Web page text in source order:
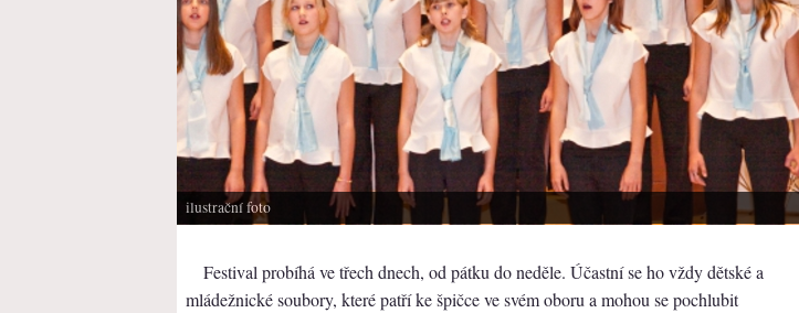
ilustrační foto
Festival probíhá ve třech dnech, od pátku do neděle. Účastní se ho vždy dětské a
mládežnické soubory, které patří ke špičce ve svém oboru a mohou se pochlubit